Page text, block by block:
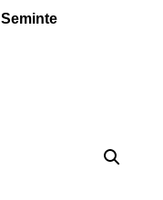
Seminte